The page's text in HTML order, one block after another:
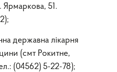
51.
державна лікарня
(смт Рокитне,
(04562) 5-22-78);